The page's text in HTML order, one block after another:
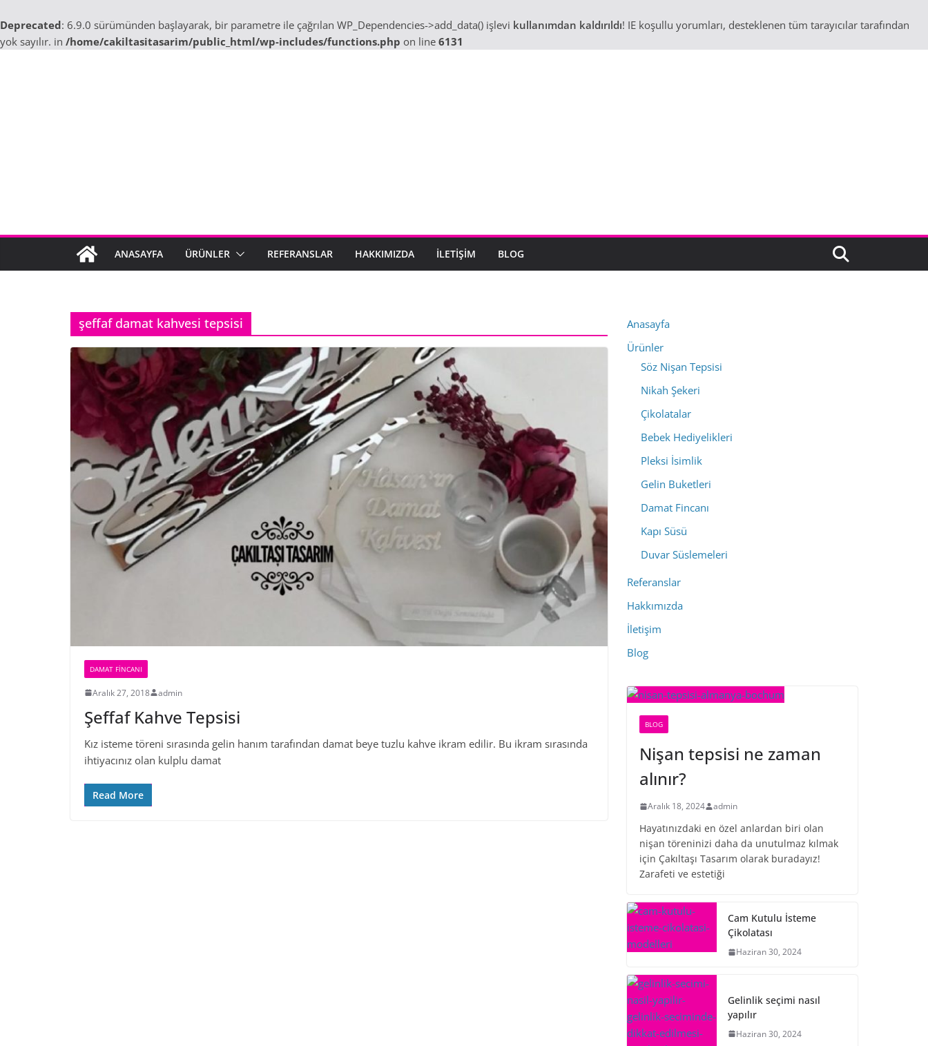
Deprecated: 6.9.0 sürümünden başlayarak, bir parametre ile çağrılan WP_Dependencies->add_data() işlevi kullanımdan kaldırıldı! IE koşullu yorumları, desteklenen tüm tarayıcılar tarafından
yok sayılır. in /home/cakiltasitasarim/public_html/wp-includes/functions.php on line 6131
ANASAYFA ÜRÜNLER REFERANSLAR HAKKIMIZDA İLETIŞIM BLOG
şeffaf damat kahvesi tepsisi
DAMAT FINCANI
Aralık 27, 2018 admin
Şeffaf Kahve Tepsisi
Kız isteme töreni sırasında gelin hanım tarafından damat beye tuzlu kahve ikram edilir. Bu ikram sırasında
ihtiyacınız olan kulplu damat
Read More
Anasayfa
Ürünler
Söz Nişan Tepsisi
Nikah Şekeri
Çikolatalar
Bebek Hediyelikleri
Pleksi İsimlik
Gelin Buketleri
Damat Fincanı
Kapı Süsü
Duvar Süslemeleri
Referanslar
Hakkımızda
İletişim
Blog
BLOG
Nişan tepsisi ne zaman
alınır?
Aralık 18, 2024 admin
Hayatınızdaki en özel anlardan biri olan
nişan töreninizi daha da unutulmaz kılmak
için Çakıltaşı Tasarım olarak buradayız!
Zarafeti ve estetiği
Cam Kutulu İsteme
Çikolatası
Haziran 30, 2024
Gelinlik seçimi nasıl
yapılır
Haziran 30, 2024